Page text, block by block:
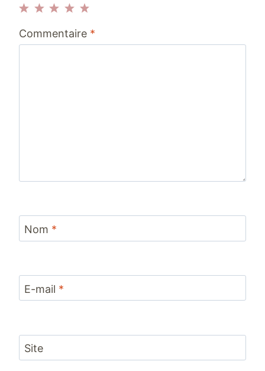
étoiles
étoiles
étoiles
étoiles
étoile
Commentaire *
Nom *
E-mail *
Site